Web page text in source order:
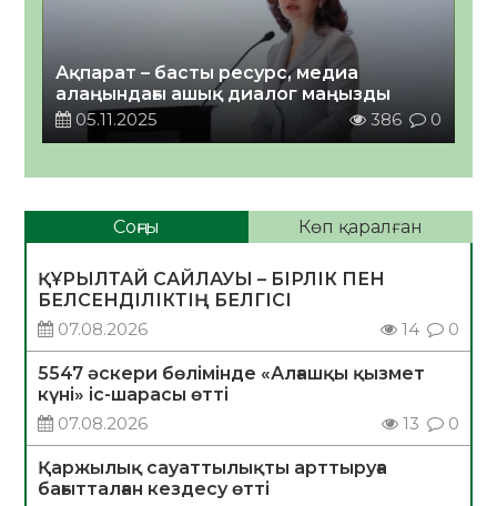
Ақпарат – басты ресурс, медиа
алаңындағы ашық диалог маңызды
05.11.2025
386 0
Соңғы Көп қаралған
ҚҰРЫЛТАЙ САЙЛАУЫ – БІРЛІК ПЕН
БЕЛСЕНДІЛІКТІҢ БЕЛГІСІ
07.08.2026
14 0
5547 әскери бөлімінде «Алғашқы қызмет
күні» іс-шарасы өтті
07.08.2026
13 0
Қаржылық сауаттылықты арттыруға
бағытталған кездесу өтті